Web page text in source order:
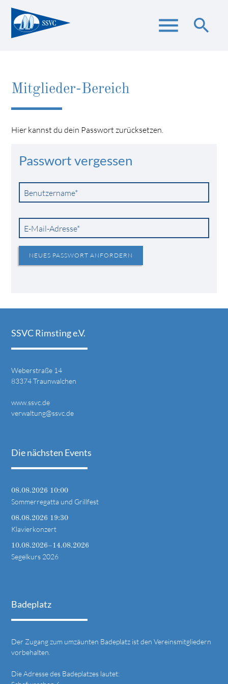
menu search
Mitglieder-Bereich
Hier kannst du dein Passwort zurücksetzen.
Passwort vergessen
Pflichtfeld
Benutzername*
Pflichtfeld
E-Mail-Adresse*
NEUES PASSWORT ANFORDERN
SSVC Rimsting e.V.
Weberstraße 14
83374 Traunwalchen
www.ssvc.de
verwaltung@ssvc.de
Die nächsten Events
08.08.2026 10:00
Sommerregatta und Grillfest
08.08.2026 19:30
Klavierkonzert
10.08.2026–14.08.2026
Segelkurs 2026
Badeplatz
Der Zugang zum umzäunten Badeplatz ist den Vereinsmitgliedern
vorbehalten.
Die Adresse des Badeplatzes lautet: